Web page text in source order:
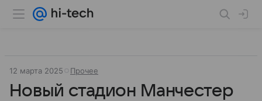
12 марта 2025 Прочее
Новый стадион Манчестер